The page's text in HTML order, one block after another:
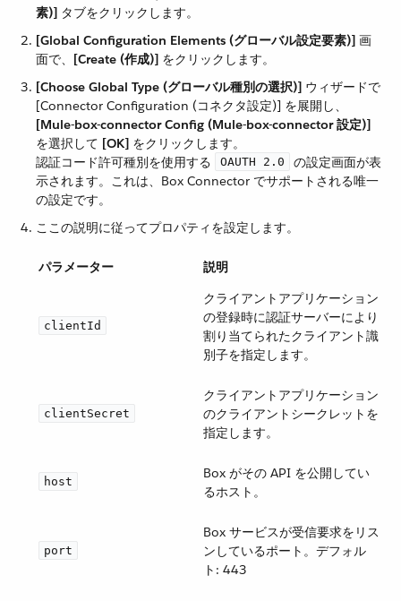
素)] ​ タブをクリックします。
[Global Configuration Elements (グローバル設定要素)] ​ 画
面で、​ [Create (作成)] ​ をクリックします。
[Choose Global Type (グローバル種別の選択)] ​ ウィザードで
[Connector Configuration (コネクタ設定)] を展開し、​
[Mule-box-connector Config (Mule-box-connector 設定)]
を選択して ​ [OK] ​ をクリックします。
認証コード許可種別を使用する ​
OAUTH 2.0
​ の設定画面が表
示されます。これは、Box Connector でサポートされる唯一
の設定です。
ここの説明に従ってプロパティを設定します。
パラメーター 説明
clientId
クライアントアプリケーション
の登録時に認証サーバーにより
割り当てられたクライアント識
別子を指定します。
clientSecret
クライアントアプリケーション
のクライアントシークレットを
指定します。
host
Box がその API を公開してい
るホスト。
port
Box サービスが受信要求をリス
ンしているポート。デフォル
ト: 443